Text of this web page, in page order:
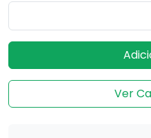
Quantidade do produto
Ver